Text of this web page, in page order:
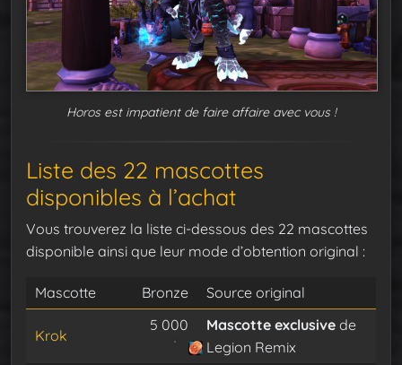
Horos est impatient de faire affaire avec vous !
Liste des 22 mascottes
disponibles à l’achat
Vous trouverez la liste ci-dessous des 22 mascottes
disponible ainsi que leur mode d’obtention original :
Mascotte Bronze Source original
Krok
5 000 Mascotte exclusive de
Legion Remix